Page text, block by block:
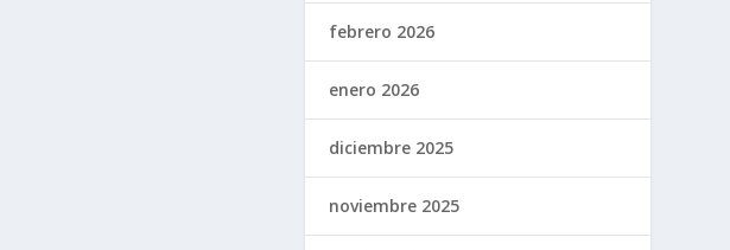
febrero 2026
enero 2026
diciembre 2025
noviembre 2025